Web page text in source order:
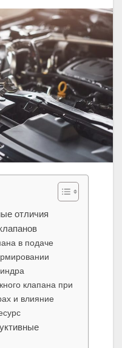
отличия
в подаче
клапана при
и влияние